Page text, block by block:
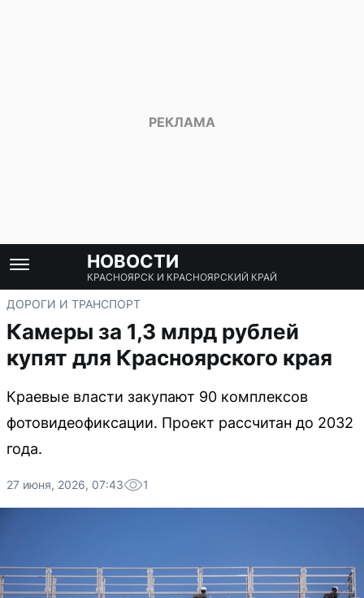
НОВОСТИ
КРАСНОЯРСК И КРАСНОЯРСКИЙ КРАЙ
ДОРОГИ И ТРАНСПОРТ
Камеры за 1,3 млрд рублей
купят для Красноярского края
Краевые власти закупают 90 комплексов
фотовидеофиксации. Проект рассчитан до 2032
года.
27 июня, 2026, 07:43 1